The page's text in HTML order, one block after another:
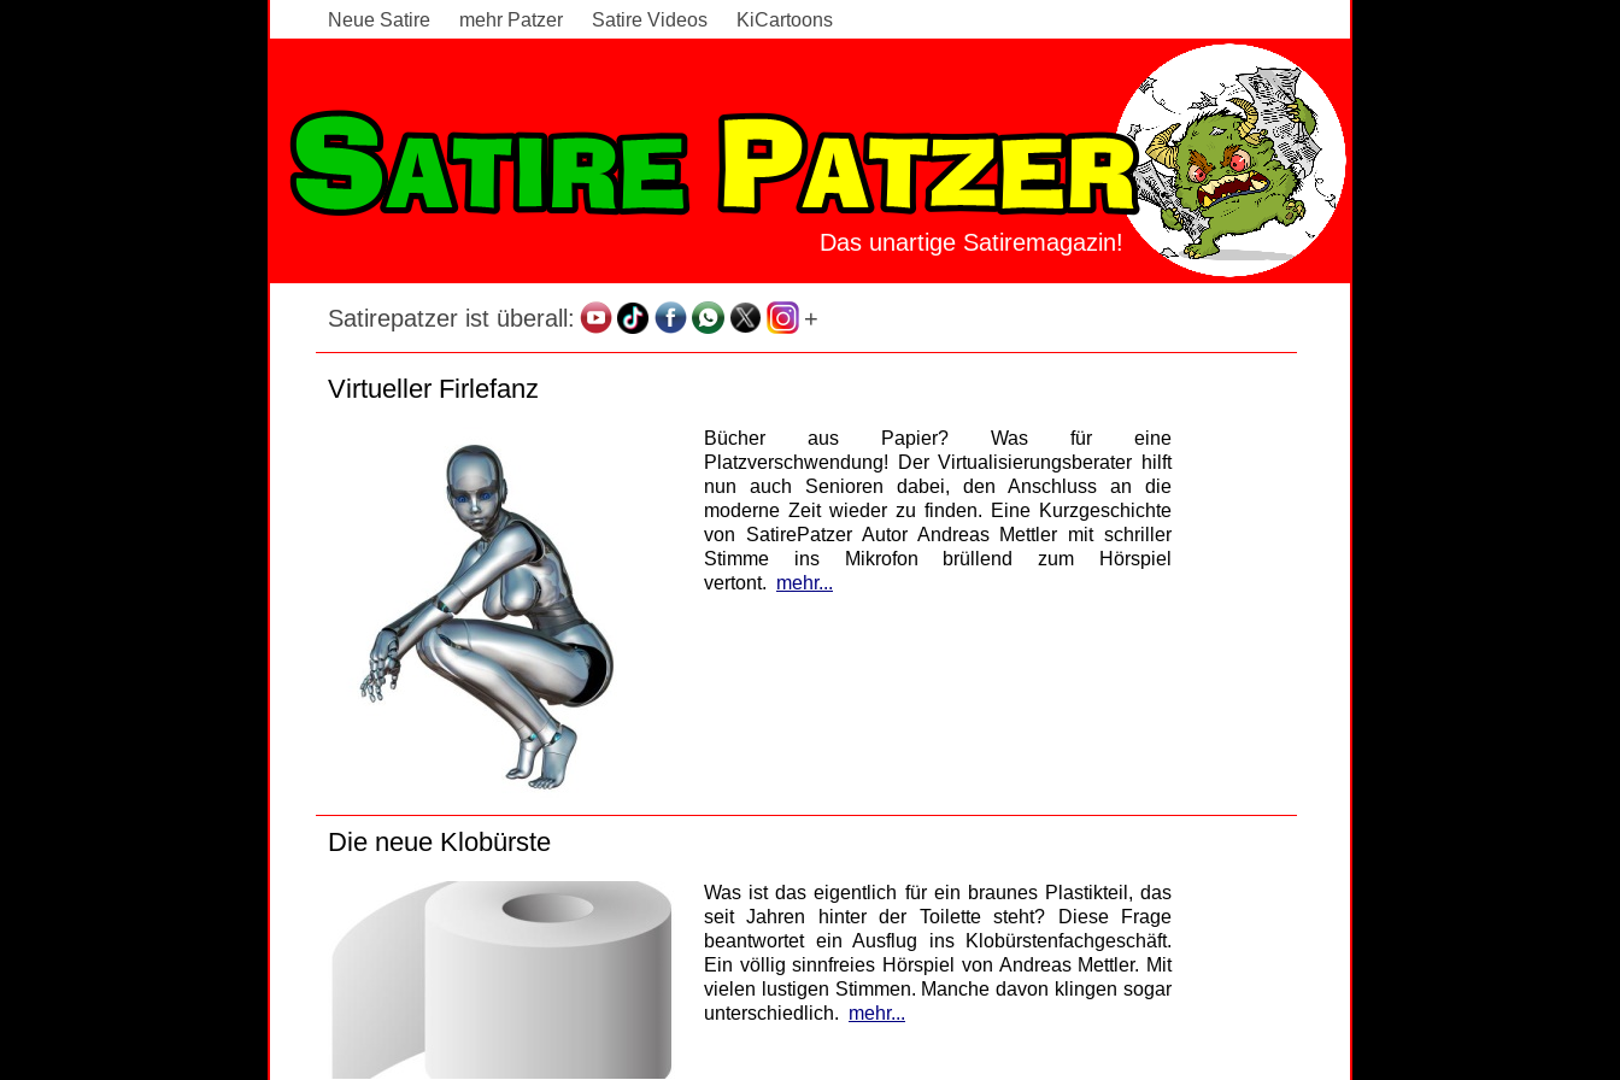
Neue Satire mehr Patzer Satire Videos KiCartoons
Das unartige Satiremagazin!
Satirepatzer ist überall: +
Virtueller Firlefanz
Bücher aus Papier? Was für eine
Platzverschwendung! Der Virtualisierungsberater hilft
nun auch Senioren dabei, den Anschluss an die
moderne Zeit wieder zu finden. Eine Kurzgeschichte
von SatirePatzer Autor Andreas Mettler mit schriller
Stimme ins Mikrofon brüllend zum Hörspiel
vertont. mehr...
Die neue Klobürste
Was ist das eigentlich für ein braunes Plastikteil, das
seit Jahren hinter der Toilette steht? Diese Frage
beantwortet ein Ausflug ins Klobürstenfachgeschäft.
Ein völlig sinnfreies Hörspiel von Andreas Mettler. Mit
vielen lustigen Stimmen. Manche davon klingen sogar
unterschiedlich. mehr...